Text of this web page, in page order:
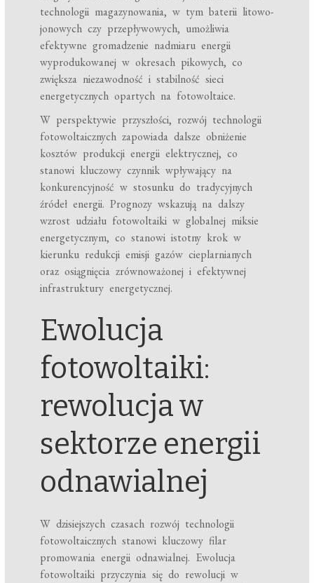
technologii magazynowania, w tym baterii litowo-
jonowych czy przepływowych, umożliwia
efektywne gromadzenie nadmiaru energii
wyprodukowanej w okresach pikowych, co
zwiększa niezawodność i stabilność sieci
energetycznych opartych na fotowoltaice.
W perspektywie przyszłości, rozwój technologii
fotowoltaicznych zapowiada dalsze obniżenie
kosztów produkcji energii elektrycznej, co
stanowi kluczowy czynnik wpływający na
konkurencyjność w stosunku do tradycyjnych
źródeł energii. Prognozy wskazują na dalszy
wzrost udziału fotowoltaiki w globalnej miksie
energetycznym, co stanowi istotny krok w
kierunku redukcji emisji gazów cieplarnianych
oraz osiągnięcia zrównoważonej i efektywnej
infrastruktury energetycznej.
Ewolucja
fotowoltaiki:
rewolucja w
sektorze energii
odnawialnej
W dzisiejszych czasach rozwój technologii
fotowoltaicznych stanowi kluczowy filar
promowania energii odnawialnej. Ewolucja
fotowoltaiki przyczynia się do rewolucji w